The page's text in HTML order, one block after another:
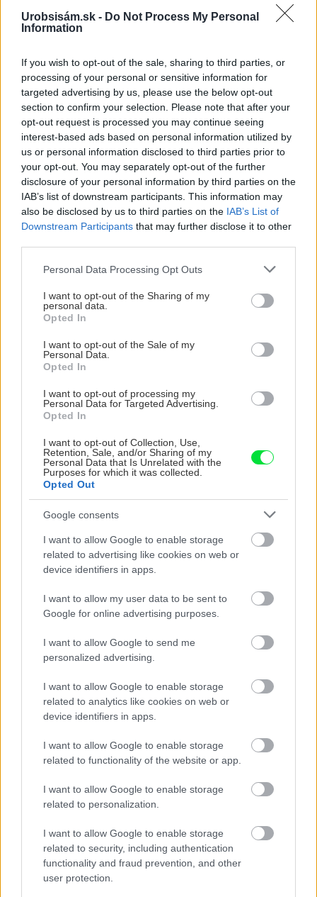
Urobsisám.sk - Do Not Process My Personal
Information
If you wish to opt-out of the sale, sharing to third parties, or
processing of your personal or sensitive information for
targeted advertising by us, please use the below opt-out
section to confirm your selection. Please note that after your
opt-out request is processed you may continue seeing
interest-based ads based on personal information utilized by
us or personal information disclosed to third parties prior to
your opt-out. You may separately opt-out of the further
disclosure of your personal information by third parties on the
IAB’s list of downstream participants. This information may
also be disclosed by us to third parties on the IAB’s List of
Downstream Participants that may further disclose it to other
Please note that this website/app uses one or more Google
not limited to your visit or usage behaviour. You may click to
grant or deny consent to Google and its third-party tags to
use your data for below specified purposes in below Google
consent section.
Personal Data Processing Opt Outs
I want to opt-out of the Sharing of my
personal data.
Opted In
I want to opt-out of the Sale of my
Personal Data.
Opted In
I want to opt-out of processing my
Personal Data for Targeted Advertising.
Opted In
I want to opt-out of Collection, Use,
Retention, Sale, and/or Sharing of my
Personal Data that Is Unrelated with the
Purposes for which it was collected.
Opted Out
Google consents
I want to allow Google to enable storage
related to advertising like cookies on web or
device identifiers in apps.
I want to allow my user data to be sent to
Google for online advertising purposes.
I want to allow Google to send me
personalized advertising.
I want to allow Google to enable storage
related to analytics like cookies on web or
device identifiers in apps.
I want to allow Google to enable storage
related to functionality of the website or app.
I want to allow Google to enable storage
related to personalization.
I want to allow Google to enable storage
related to security, including authentication
functionality and fraud prevention, and other
user protection.
Trvalky, ktoré znesú
sucho a teplo? Tieto
vysaďte na miesta, na
Nemusí to byť len
levanduľa! 7 fialových
krások, ktoré rozžiaria
Môže aspirín zachrániť
ochabnuté izbové
rastliny? Pravda vás
možno prekvapí
Júlový reštart uhoriek
podporiť k druhej vlne
kvitnutia?
CHALUPA
Na Morave prerobila
nepoznanie: Keď
vojdete dnu, zabudnete,
že nie ste v Toskánsku
dokáže aj podpísať.
Slovák sa nebál a v
Čičmanoch si postavil